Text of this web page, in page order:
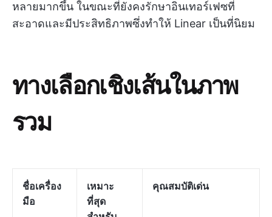
หลายมากขึ้น ในขณะที่ยังคงรักษาอินเทอร์เฟซที่
สะอาดและมีประสิทธิภาพซึ่งทำให้ Linear เป็นที่นิยม
ทางเลือกเชิงเส้นในภาพ
รวม
ชื่อเครื่อง
มือ
เหมาะ
ที่สุด
คุณสมบัติเด่น